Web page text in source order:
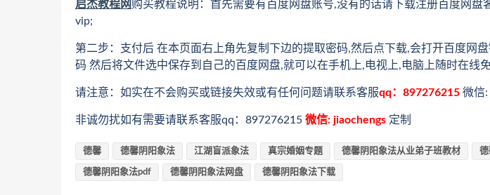
启杰教程网购买教程说明：首先需要有百度网盘账号,没有的话请下载注册百度网盘
vip;
第二步：支付后 在本页面右上角先复制下边的提取密码,然后点下载,会打开百度网
码 然后将文件选中保存到自己的百度网盘,就可以在手机上,电视上,电脑上随时在线
请注意：如实在不会购买或链接失效或有任何问题请联系客服qq：897276215 微信
非诚勿扰如有需要请联系客服qq：897276215 微信: jiaochengs 定制
德馨 德馨阴阳象法 江湖盲派象法 真宗婚姻专题 德馨阴阳象法从业弟子班教材 德
德馨阴阳象法pdf 德馨阴阳象法网盘 德馨阴阳象法下载